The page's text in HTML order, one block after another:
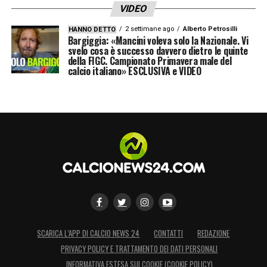
VIDEO
HANNO DETTO 2 settimane ago Alberto Petrosilli
Bargiggia: «Mancini voleva solo la Nazionale. Vi
svelo cosa è successo davvero dietro le quinte
della FIGC. Campionato Primavera male del
calcio italiano» ESCLUSIVA e VIDEO
SCARICA L’APP DI CALCIO NEWS 24 CONTATTI
REDAZIONE
PRIVACY POLICY E TRATTAMENTO DEI DATI PERSONALI
INFORMATIVA ESTESA SUI COOKIE (COOKIE POLICY)